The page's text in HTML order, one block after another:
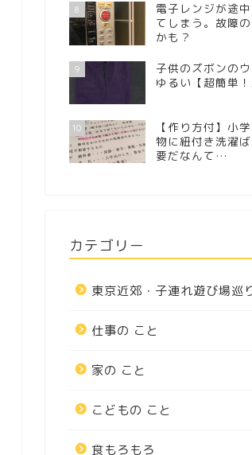
8
電子レンジが途
てしまう。故障
かも？
9
子供のズボンの
ゆるい【超簡単！
10
【作り方付】小
物に紐付き洗濯
要だなんて…
カテゴリー
東京近郊・子連れ遊び場巡
仕事の こと
家の こと
こどもの こと
食もろもろ